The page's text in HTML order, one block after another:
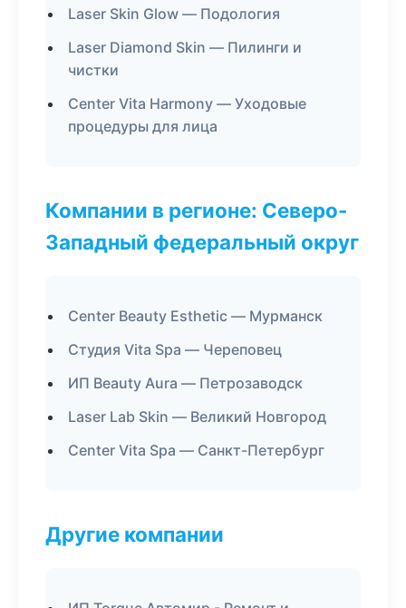
Laser Skin Glow — Подология
Laser Diamond Skin — Пилинги и
чистки
Center Vita Harmony — Уходовые
процедуры для лица
Компании в регионе: Северо-
Западный федеральный округ
Center Beauty Esthetic — Мурманск
Студия Vita Spa — Череповец
ИП Beauty Aura — Петрозаводск
Laser Lab Skin — Великий Новгород
Center Vita Spa — Санкт-Петербург
Другие компании